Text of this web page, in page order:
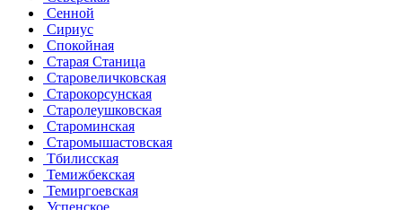
Сенной
Сириус
Спокойная
Старая Станица
Старовеличковская
Старокорсунская
Старолеушковская
Староминская
Старомышастовская
Тбилисская
Темижбекская
Темиргоевская